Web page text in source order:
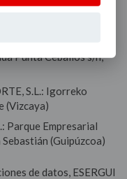
Zuatzu, Edificio Ulía,
(Guipúzcoa)
Punta Ceballos s/n,
S.L.: Igorreko
(Vizcaya)
Parque Empresarial
Sebastián (Guipúzcoa)
de datos, ESERGUI